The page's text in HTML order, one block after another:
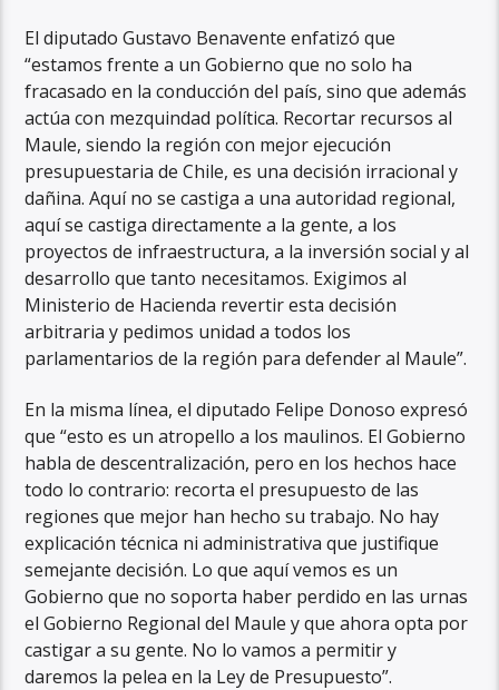
El diputado Gustavo Benavente enfatizó que
“estamos frente a un Gobierno que no solo ha
fracasado en la conducción del país, sino que además
actúa con mezquindad política. Recortar recursos al
Maule, siendo la región con mejor ejecución
presupuestaria de Chile, es una decisión irracional y
dañina. Aquí no se castiga a una autoridad regional,
aquí se castiga directamente a la gente, a los
proyectos de infraestructura, a la inversión social y al
desarrollo que tanto necesitamos. Exigimos al
Ministerio de Hacienda revertir esta decisión
arbitraria y pedimos unidad a todos los
parlamentarios de la región para defender al Maule”.
En la misma línea, el diputado Felipe Donoso expresó
que “esto es un atropello a los maulinos. El Gobierno
habla de descentralización, pero en los hechos hace
todo lo contrario: recorta el presupuesto de las
regiones que mejor han hecho su trabajo. No hay
explicación técnica ni administrativa que justifique
semejante decisión. Lo que aquí vemos es un
Gobierno que no soporta haber perdido en las urnas
el Gobierno Regional del Maule y que ahora opta por
castigar a su gente. No lo vamos a permitir y
daremos la pelea en la Ley de Presupuesto”.